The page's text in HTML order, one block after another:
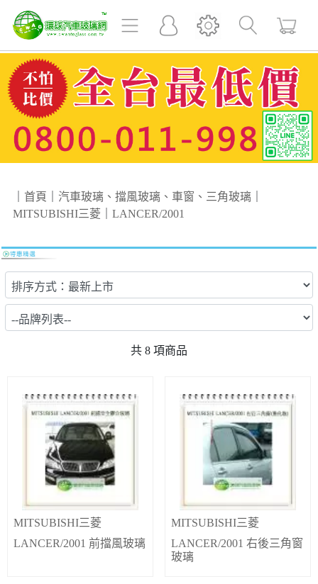
首頁 汽車玻璃、擋風玻璃、車窗、三角玻璃｜
MITSUBISHI三菱
LANCER/2001
共 8 項商品
MITSUBISHI三菱
LANCER/2001 前擋風玻璃
MITSUBISHI三菱
LANCER/2001 右後三角窗
玻璃